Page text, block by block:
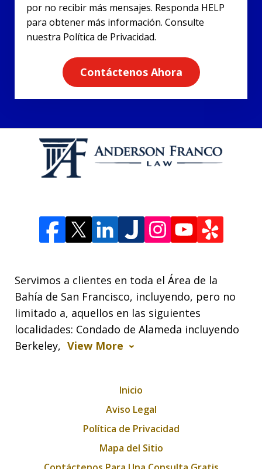
por no recibir más mensajes. Responda HELP
para obtener más información. Consulte
nuestra Política de Privacidad.
Contáctenos Ahora
Servimos a clientes en toda el Área de la
Bahía de San Francisco, incluyendo, pero no
limitado a, aquellos en las siguientes
localidades: Condado de Alameda incluyendo
Berkeley, View More
Inicio
Aviso Legal
Política de Privacidad
Mapa del Sitio